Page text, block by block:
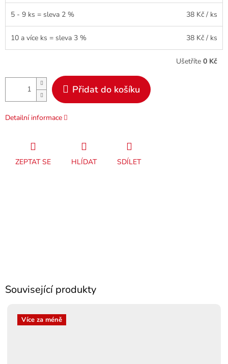
5 - 9 ks = sleva 2 % 38 Kč / ks
10 a více ks = sleva 3 % 38 Kč / ks
Ušetříte 0 Kč
Přidat do košíku
Detailní informace
ZEPTAT SE HLÍDAT SDÍLET
Související produkty
Více za méně